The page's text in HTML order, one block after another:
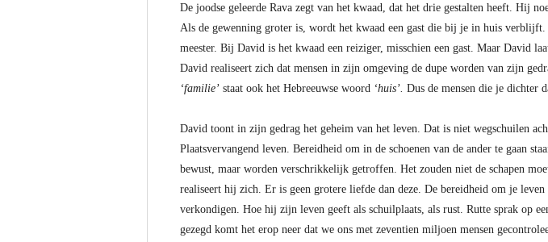
De joodse geleerde Rava zegt van het kwaad, dat het drie gestalten heeft. Hij
Als de gewenning groter is, wordt het kwaad een gast die bij je in huis
meester. Bij David is het kwaad een reiziger, misschien een gast. Maar David
David realiseert zich dat mensen in zijn omgeving de dupe worden van zijn
‘familie’ staat ook het Hebreeuwse woord ‘huis’. Dus de mensen die je dichter
David toont in zijn gedrag het geheim van het leven. Dat is niet wegschuilen
Plaatsvervangend leven. Bereidheid om in de schoenen van de ander te gaan
bewust, maar worden verschrikkelijk getroffen. Het zouden niet de schapen
realiseert hij zich. Er is geen grotere liefde dan deze. De bereidheid om je
verkondigen. Hoe hij zijn leven geeft als schuilplaats, als rust. Rutte sprak op
gezegd komt het erop neer dat we ons met zeventien miljoen mensen